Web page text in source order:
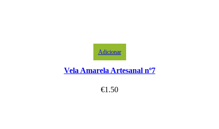
Adicionar
Vela Amarela Artesanal nº7
€1.50